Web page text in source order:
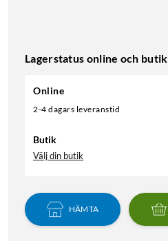
Lagerstatus online och butik
Online
2-4 dagars leveranstid
Butik
Välj din butik
HÄMTA